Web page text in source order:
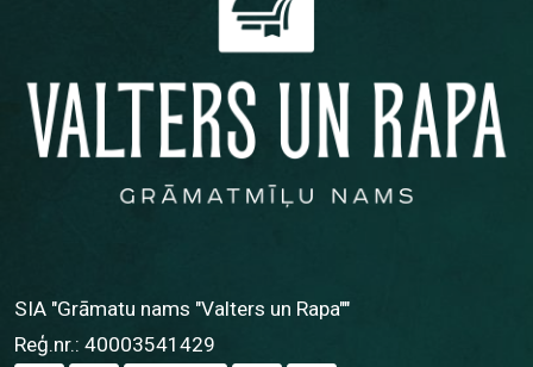
SIA "Grāmatu nams "Valters un Rapa""
Reģ.nr.: 40003541429